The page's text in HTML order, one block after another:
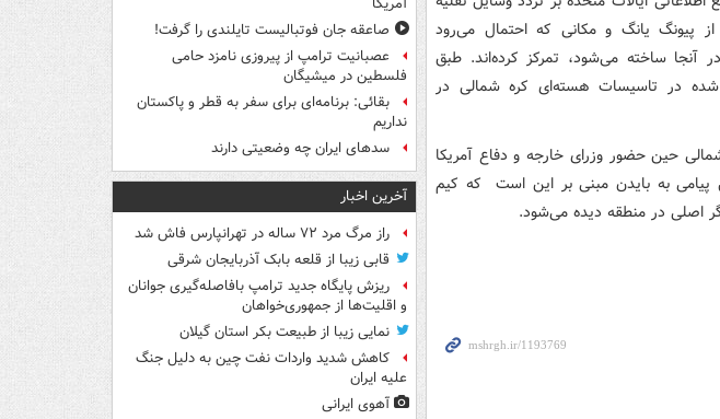
پیونگ یانگ و مکانی که احتمال می‌رود
ساخته می‌شود، تمرکز کرده‌اند. طبق
شده در تاسیسات هسته‌ای کره شمالی در
حین حضور وزرای خارجه و دفاع آمریکا
به بایدن مبنی بر این است که کیم
اصلی در منطقه دیده می‌شود.
آمریکا
صاعقه جان فوتبالیست تایلندی را گرفت!
عصبانیت ترامپ از پیروزی نامزد حامی
فلسطین در میشیگان
بقائی: برنامه‌ای برای سفر به قطر و پاکستان
نداریم
سدهای ایران چه وضعیتی دارند
آخرین اخبار
راز مرگ مرد ۷۲ ساله در تهرانپارس فاش شد
قابی زیبا از قلعه بابک آذربایجان شرقی
ریزش پایگاه جدید ترامپ بافاصله‌گیری جوانان
و اقلیت‌ها از جمهوری‌خواهان
نمایی زیبا از طبیعت بکر استان گیلان
کاهش شدید واردات نفت چین به دلیل جنگ
علیه ایران
آهوی ایرانی